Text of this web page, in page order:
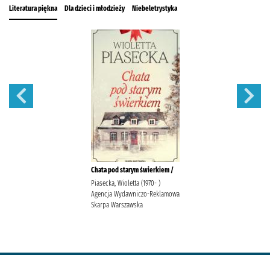
Literatura piękna Dla dzieci i młodzieży Niebeletrystyka
Chata pod starym świerkiem /
Piasecka, Wioletta (1970- )
Agencja Wydawniczo-Reklamowa
Skarpa Warszawska